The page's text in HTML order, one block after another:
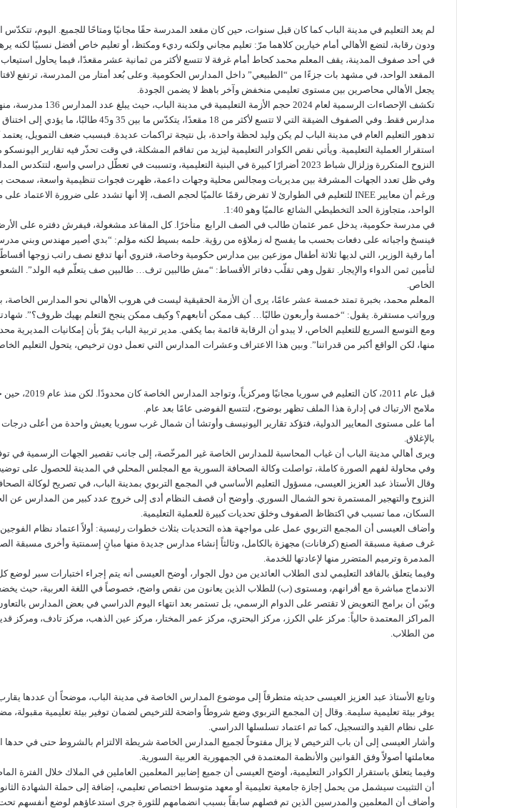
لم يعد التعليم في مدينة الباب كما كان قبل سنوات، حين كان مقعد المدرسة حقًا مجانيًا ومتاحًا للجميع. اليوم،
ودون رقابة، لتضع الأهالي أمام خيارين كلاهما مرّ: تعليم مجاني ولكنه رديء ومكتظ، أو تعليم خاص أفضل نسبيًا لكنه
في أحد صفوف المدينة، يقف المعلم محمد كحاط أمام غرفة لا تتسع لأكثر من ثمانية عشر مقعدًا، فيما يحاول
المقعد الواحد، في مشهد بات جزءًا من “الطبيعي” داخل المدارس الحكومية. وعلى بُعد أمتار من المدرسة، ترتفع
يجعل الأهالي محاصرين بين مستوى تعليمي منخفض وآخر باهظ لا يضمن الجودة.
مدارس فقط. وفي الصفوف الضيقة التي لا تتسع لأكثر من 18 مقعدًا، يتكدّس ما بين 35 و45 طالبًا، ما يؤدي إلى اختناق العملية التعليمية ويؤثر سلبًا على التركيز والتحصيل الدراسي.
تدهور التعليم العام في مدينة الباب لم يكن وليد لحظة واحدة، بل نتيجة تراكمات عديدة. فبسبب ضعف التمويل،
استقرار العملية التعليمية. ويأتي نقص الكوادر التعليمية ليزيد من تفاقم المشكلة، في وقت تحذّر فيه تقارير
النزوح المتكررة وزلزال شباط 2023 أضرارًا كبيرة في البنية التعليمية، وتسببت في تعطّل دراسي واسع، لتتكدس المدارس القليلة المتبقية بعدد يفوق قدرتها.
وفي ظل تعدد الجهات المشرفة بين مديريات ومجالس محلية وجهات داعمة، ظهرت فجوات تنظيمية واسعة، سمحت
الواحد، متجاوزة الحد التخطيطي الشائع عالميًا وهو 1:40.
في مدرسة حكومية، يدخل عمر عثمان طالب في الصف الرابع متأخرًا. كل المقاعد مشغولة، فيفرش دفتره على
فينسخ واجباته على دفعات بحسب ما يفسح له زملاؤه من رؤية. حلمه بسيط لكنه مؤلم: “بدي أصير مهندس وبني
أما رقية الوزير، التي لديها ثلاثة أطفال موزعين بين مدارس حكومية وخاصة، فتروي أنها تدفع نصف راتب زوجها
لتأمين ثمن الدواء والإيجار. تقول وهي تقلّب دفاتر الأقساط: “مش طالبين ترف… طالبين صف يتعلّم فيه الولد”.
الخاص.
المعلم محمد، بخبرة تمتد خمسة عشر عامًا، يرى أن الأزمة الحقيقية ليست في هروب الأهالي نحو المدارس
ورواتب مستقرة. يقول: “خمسة وأربعون طالبًا… كيف ممكن أتابعهم؟ وكيف ممكن ينجح التعلم بهيك ظروف؟”. شهادته
ومع التوسع السريع للتعليم الخاص، لا يبدو أن الرقابة قائمة بما يكفي. مدير تربية الباب يقرّ بأن إمكانيات
منها، لكن الواقع أكبر من قدراتنا”. وبين هذا الاعتراف وعشرات المدارس التي تعمل دون ترخيص، يتحول التعليم
قبل عام
ملامح الارتباك في إدارة هذا الملف تظهر بوضوح، لتتسع الفوضى عامًا بعد عام.
أما على مستوى المعايير الدولية، فتؤكد تقارير اليونيسف وأوتشا أن شمال غرب سوريا يعيش واحدة من أعلى
بالإغلاق.
ويرى أهالي مدينة الباب أن غياب المحاسبة للمدارس الخاصة غير المرخّصة، إلى جانب تقصير الجهات الرسمية في
وفي محاولة لفهم الصورة كاملة، تواصلت وكالة الصحافة السورية مع المجلس المحلي في المدينة للحصول على
النزوح والتهجير المستمرة نحو الشمال السوري. وأوضح أن قصف النظام أدى إلى خروج عدد كبير من المدارس عن
السكان، مما تسبب في اكتظاظ الصفوف وخلق تحديات كبيرة للعملية التعليمية.
وأضاف العيسى أن المجمع التربوي عمل على مواجهة هذه التحديات بثلاث خطوات رئيسية: أولاً اعتماد نظام
غرف صفية مسبقة الصنع (كرفانات) مجهزة بالكامل، وثالثاً إنشاء مدارس جديدة منها مبانٍ إسمنتية وأخرى مسبقة
المدمرة وترميم المتضرر منها لإعادتها للخدمة.
وفيما يتعلق بالفاقد التعليمي لدى الطلاب العائدين من دول الجوار، أوضح العيسى أنه يتم إجراء اختبارات سبر
الاندماج مباشرة مع أقرانهم، ومستوى (ب) للطلاب الذين يعانون من نقص واضح، خصوصاً في اللغة العربية،
وبيّن أن برامج التعويض لا تقتصر على الدوام الرسمي، بل تستمر بعد انتهاء اليوم الدراسي في بعض المدارس
المراكز المعتمدة حالياً: مركز علي الكرز، مركز البحتري، مركز عمر المختار، مركز عين الذهب، مركز تادف،
من الطلاب.
يوفر بيئة تعليمية سليمة. وقال إن المجمع التربوي وضع شروطاً واضحة للترخيص لضمان توفير بيئة تعليمية
على نظام القيد والتسجيل، كما تم اعتماد تسلسلها الدراسي.
وأشار العيسى إلى أن باب الترخيص لا يزال مفتوحاً لجميع المدارس الخاصة شريطة الالتزام بالشروط حتى في حدها
معاملتها أصولاً وفق القوانين والأنظمة المعتمدة في الجمهورية العربية السورية.
وفيما يتعلق باستقرار الكوادر التعليمية، أوضح العيسى أن جميع إضابير المعلمين العاملين في الملاك خلال الفترة
أن التثبيت سيشمل من يحمل إجازة جامعية تعليمية أو معهد متوسط اختصاص تعليمي، إضافة إلى حملة الشهادة الثانوية
وأضاف أن المعلمين والمدرسين الذين تم فصلهم سابقاً بسبب انضمامهم للثورة جرى استدعاؤهم لوضع أنفسهم تحت